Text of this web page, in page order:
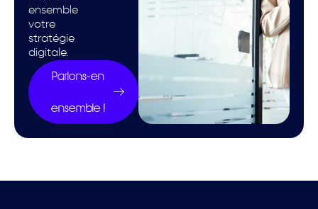
ensemble
votre
stratégie
digitale.
Parlons-en
ensemble !